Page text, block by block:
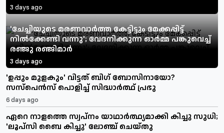
3 days ago
'ചേച്ചിയുടെ മരണവാർത്ത കേട്ടിട്ടും മേക്കപ്പിട്ട്
നിൽക്കേണ്ടി വന്നു'; വേദനിക്കുന്ന ഓർമ്മ പങ്കുവെച്ച്
രഞ്ജു രഞ്ജിമാർ
3 days ago
'ഉപ്പും മുളകും' വിട്ടത് ബിഗ് ബോസിനായോ?
സസ്പെൻസ് പൊളിച്ച് സിദ്ധാർത്ഥ് പ്രഭു
6 days ago
ഏറെ നാളത്തെ സ്വപ്നം യാഥാർത്ഥ്യമാക്കി കിച്ചു സുധി;
'ലൂപ്സി ബൈ കിച്ചു' ലോഞ്ച് ചെയ്തു